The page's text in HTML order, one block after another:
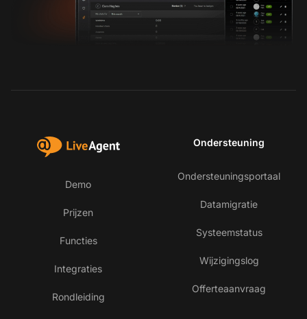
Demo
Prijzen
Functies
Integraties
Rondleiding
Ondersteuning
Ondersteuningsportaal
Datamigratie
Systeemstatus
Wijzigingslog
Offerteaanvraag